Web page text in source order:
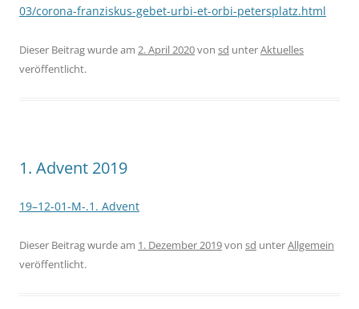
03/corona-franziskus-gebet-urbi-et-orbi-petersplatz.html
Dieser Beitrag wurde am 2. April 2020von sd unterAktuelles
veröffentlicht.
1. Advent 2019
19–12-01-M-.1. Advent
Dieser Beitrag wurde am 1. Dezember 2019von sd unterAllgemein
veröffentlicht.